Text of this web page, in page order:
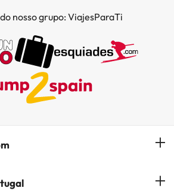
nosso grupo: ViajesParaTi